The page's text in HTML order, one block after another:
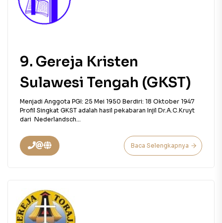
9. Gereja Kristen
Sulawesi Tengah (GKST)
Menjadi Anggota PGI: 25 Mei 1950 Berdiri: 18 Oktober 1947
Profil Singkat GKST adalah hasil pekabaran Injil Dr.A.C.Kruyt
dari Nederlandsch...
Baca Selengkapnya